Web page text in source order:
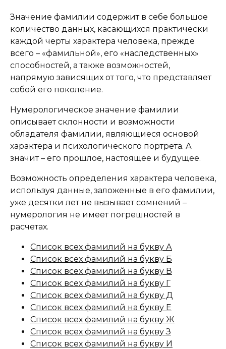
Значение фамилии содержит в себе большое
количество данных, касающихся практически
каждой черты характера человека, прежде
всего – «фамильной», его «наследственных»
способностей, а также возможностей,
напрямую зависящих от того, что представляет
собой его поколение.
Нумерологическое значение фамилии
описывает склонности и возможности
обладателя фамилии, являющиеся основой
характера и психологического портрета. А
значит – его прошлое, настоящее и будущее.
Возможность определения характера человека,
используя данные, заложенные в его фамилии,
уже десятки лет не вызывает сомнений –
нумерология не имеет погрешностей в
расчетах.
Список всех фамилий на букву А
Список всех фамилий на букву Б
Список всех фамилий на букву В
Список всех фамилий на букву Г
Список всех фамилий на букву Д
Список всех фамилий на букву Е
Список всех фамилий на букву Ж
Список всех фамилий на букву З
Список всех фамилий на букву И